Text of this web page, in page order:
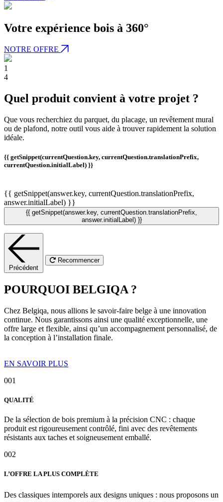
Votre expérience bois à 360°
NOTRE OFFRE
1
4
Quel produit convient à votre projet ?
Que vous recherchiez du parquet, du placage, un revêtement mural
ou de plafond, notre outil vous aide à trouver rapidement la solution
idéale.
{{ getSnippet(currentQuestion.key, currentQuestion.translationPrefix,
currentQuestion.initialLabel) }}
{{ getSnippet(answer.key, currentQuestion.translationPrefix,
answer.initialLabel) }}
{{ getSnippet(answer.key, currentQuestion.translationPrefix,
answer.initialLabel) }}
Précédent
Recommencer
POURQUOI BELGIQA ?
Chez Belgiqa, nous allions le savoir-faire belge à une innovation
continue. Nous garantissons ainsi une qualité exceptionnelle, une
offre large et flexible, ainsi qu’un accompagnement personnalisé, de
la conception à l’installation finale.
EN SAVOIR PLUS
001
QUALITÉ
De la sélection de bois premium à la précision CNC : chaque
produit est rigoureusement contrôlé, fini avec des revêtements
résistants aux taches et soigneusement emballé.
002
L’OFFRE LA PLUS COMPLÈTE
Des classiques intemporels aux designs uniques : nous proposons un